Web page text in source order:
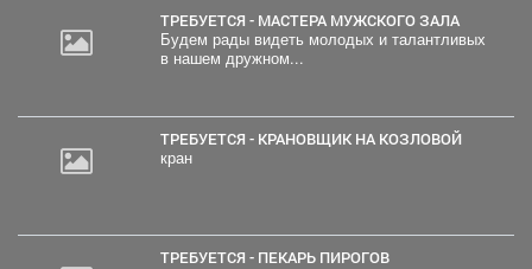
ТРЕБУЕТСЯ - МАСТЕРА МУЖСКОГО ЗАЛА
Будем рады видеть молодых и талантливых
в нашем дружном...
ТРЕБУЕТСЯ - КРАНОВЩИК НА КОЗЛОВОЙ
кран
ТРЕБУЕТСЯ - ПЕКАРЬ ПИРОГОВ